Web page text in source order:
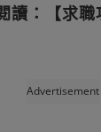
讀：【求
Advertisement